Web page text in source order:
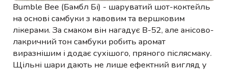
Bumble Bee (Бамбл Бі) - шаруватий шот-коктейль
на основі самбуки з кавовим та вершковим
лікерами. За смаком він нагадує B-52, але анісово-
лакричний тон самбуки робить аромат
виразнішим і додає сухішого, пряного післясмаку.
Щільні шари дають не лише ефектний вигляд у